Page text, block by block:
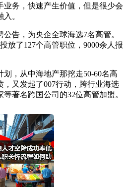
业务，快速产生价值，但是很少会
。
告，为央企全球海选7名高管。
放了127个高管职位，9000余人报
，从中海地产那挖走50-60名高
，又发起了007行动，跨行业海选
著名跨国公司的32位高管加盟。